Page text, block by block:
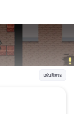
เล่นอิสระ